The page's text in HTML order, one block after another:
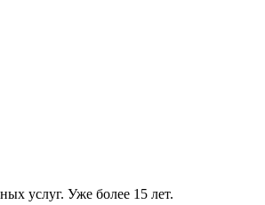
услуг. Уже более 15 лет.